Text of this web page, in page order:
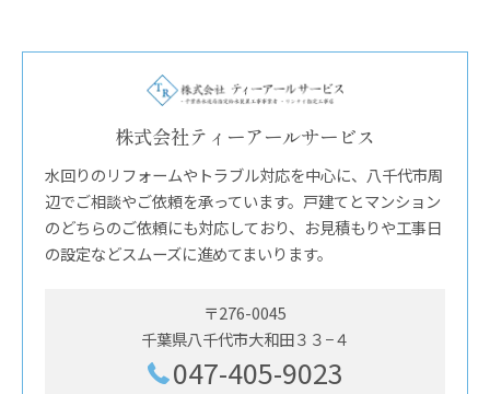
株式会社ティーアールサービス
水回りのリフォームやトラブル対応を中心に、八千代市周
辺でご相談やご依頼を承っています。戸建てとマンション
のどちらのご依頼にも対応しており、お見積もりや工事日
の設定などスムーズに進めてまいります。
〒276-0045
千葉県八千代市大和田３３−４
047-405-9023